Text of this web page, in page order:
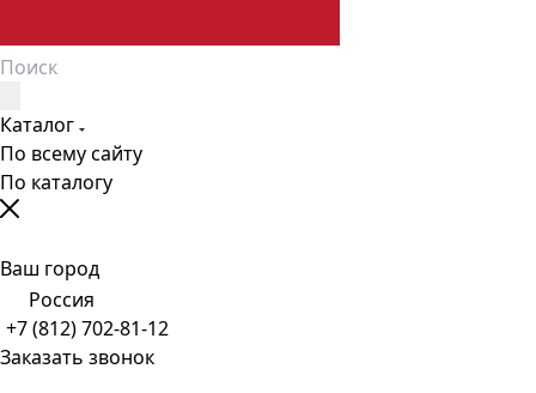
Каталог
По всему сайту
По каталогу
Ваш город
Россия
+7 (812) 702-81-12
Заказать звонок